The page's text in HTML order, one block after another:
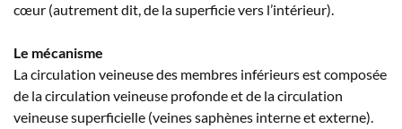
cœur (autrement dit, de la superficie vers l’intérieur).
Le mécanisme
La circulation veineuse des membres inférieurs est composée
de la circulation veineuse profonde et de la circulation
veineuse superficielle (veines saphènes interne et externe).